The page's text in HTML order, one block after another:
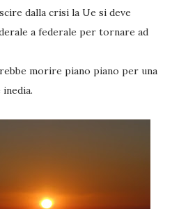
dalla crisi la Ue si deve
a federale per tornare ad
morire piano piano per una